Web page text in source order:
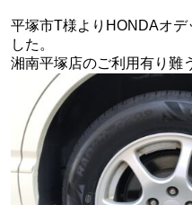
平塚市T様よりHONDAオデ
した。
湘南平塚店のご利用有り難